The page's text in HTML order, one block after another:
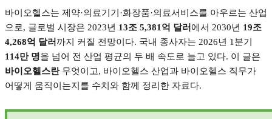
바이오헬스는 제약·의료기기 ·화장품·의료서비스를 아우르는 산업
으로, 글로벌 시장은 2023년 13조 5,381 억 달러에서 2030년 19조
4,268억 달러 까지 커질 전망이다. 국내 종사자는 2026년 1 분기
114만 명을 넘어 전 산업 평균의 두 배 속도로 늘고 있다. 이 글은
바이오헬스란무엇이고, 바이오헬스 산업과 바이오헬스 직무가
어떻게 움직이는지를 수치와 함께 정리한 자료다.